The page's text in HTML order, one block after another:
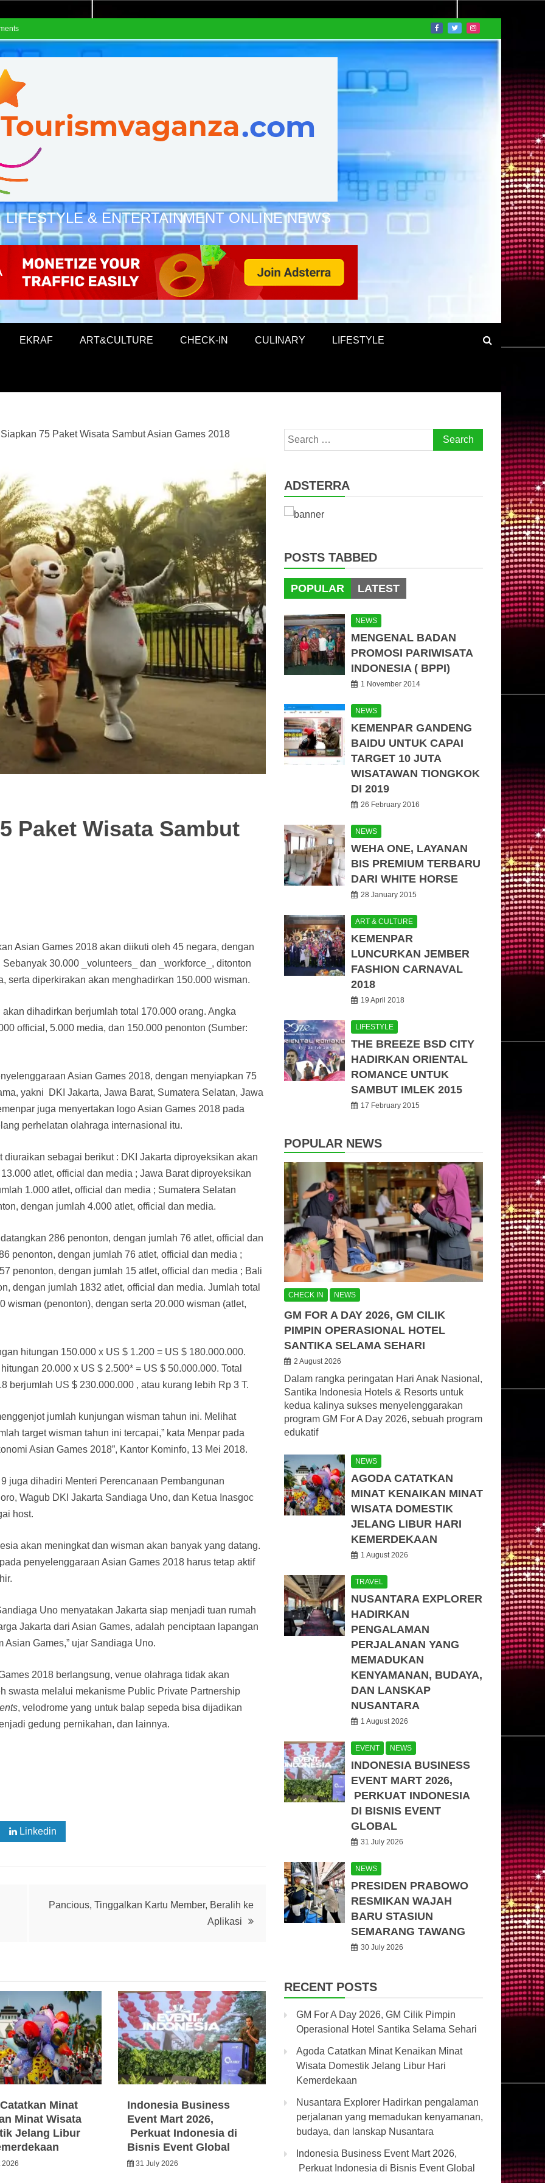
LIFESTYLE & ENTERTAINMENT ONLINE NEWS
EKRAF ART&CULTURE CHECK-IN CULINARY LIFESTYLE
75 Paket Wisata Sambut Asian Games 2018
Paket Wisata Sambut
Asian Games 2018 akan diikuti oleh 45 negara, dengan
30.000 _volunteers_ dan _workforce_, ditonton
serta diperkirakan akan menghadirkan 150.000 wisman.
dihadirkan berjumlah total 170.000 orang. Angka
official, 5.000 media, dan 150.000 penonton (Sumber:
Asian Games 2018, dengan menyiapkan 75
yakni DKI Jakarta, Jawa Barat, Sumatera Selatan, Jawa
juga menyertakan logo Asian Games 2018 pada
perhelatan olahraga internasional itu.
sebagai berikut : DKI Jakarta diproyeksikan akan
atlet, official dan media ; Jawa Barat diproyeksikan
1.000 atlet, official dan media ; Sumatera Selatan
dengan jumlah 4.000 atlet, official dan media.
286 penonton, dengan jumlah 76 atlet, official dan
penonton, dengan jumlah 76 atlet, official dan media ;
penonton, dengan jumlah 15 atlet, official dan media ; Bali
dengan jumlah 1832 atlet, official dan media. Jumlah total
wisman (penonton), dengan serta 20.000 wisman (atlet,
hitungan 150.000 x US $ 1.200 = US $ 180.000.000.
20.000 x US $ 2.500* = US $ 50.000.000. Total
berjumlah US $ 230.000.000 , atau kurang lebih Rp 3 T.
jumlah kunjungan wisman tahun ini. Melihat
target wisman tahun ini tercapai,” kata Menpar pada
Asian Games 2018”, Kantor Kominfo, 13 Mei 2018.
juga dihadiri Menteri Perencanaan Pembangunan
Wagub DKI Jakarta Sandiaga Uno, dan Ketua Inasgoc
host.
akan meningkat dan wisman akan banyak yang datang.
penyelenggaraan Asian Games 2018 harus tetap aktif
Uno menyatakan Jakarta siap menjadi tuan rumah
Jakarta dari Asian Games, adalah penciptaan lapangan
Games,” ujar Sandiaga Uno.
2018 berlangsung, venue olahraga tidak akan
swasta melalui mekanisme Public Private Partnership
, velodrome yang untuk balap sepeda bisa dijadikan
gedung pernikahan, dan lainnya.
Linkedin
Pancious, Tinggalkan Kartu Member, Beralih ke
Aplikasi
Minat
Minat Wisata
Jelang Libur
2026
Indonesia Business
Event Mart 2026,
Perkuat Indonesia di
Bisnis Event Global
31 July 2026
Search
for:
ADSTERRA
POSTS TABBED
POPULAR LATEST
NEWS
MENGENAL BADAN
PROMOSI PARIWISATA
INDONESIA ( BPPI)
1 November 2014
NEWS
KEMENPAR GANDENG
BAIDU UNTUK CAPAI
TARGET 10 JUTA
WISATAWAN TIONGKOK
DI 2019
26 February 2016
NEWS
WEHA ONE, LAYANAN
BIS PREMIUM TERBARU
DARI WHITE HORSE
28 January 2015
ART & CULTURE
KEMENPAR
LUNCURKAN JEMBER
FASHION CARNAVAL
2018
19 April 2018
LIFESTYLE
THE BREEZE BSD CITY
HADIRKAN ORIENTAL
ROMANCE UNTUK
SAMBUT IMLEK 2015
17 February 2015
POPULAR NEWS
CHECK IN NEWS
GM FOR A DAY 2026, GM CILIK
PIMPIN OPERASIONAL HOTEL
SANTIKA SELAMA SEHARI
2 August 2026
Dalam rangka peringatan Hari Anak Nasional,
Santika Indonesia Hotels & Resorts untuk
kedua kalinya sukses menyelenggarakan
program GM For A Day 2026, sebuah program
edukatif
NEWS
AGODA CATATKAN
MINAT KENAIKAN MINAT
WISATA DOMESTIK
JELANG LIBUR HARI
KEMERDEKAAN
1 August 2026
TRAVEL
NUSANTARA EXPLORER
HADIRKAN
PENGALAMAN
PERJALANAN YANG
MEMADUKAN
KENYAMANAN, BUDAYA,
DAN LANSKAP
NUSANTARA
1 August 2026
EVENT NEWS
INDONESIA BUSINESS
EVENT MART 2026,
PERKUAT INDONESIA
DI BISNIS EVENT
GLOBAL
31 July 2026
NEWS
PRESIDEN PRABOWO
RESMIKAN WAJAH
BARU STASIUN
SEMARANG TAWANG
30 July 2026
RECENT POSTS
GM For A Day 2026, GM Cilik Pimpin
Operasional Hotel Santika Selama Sehari
Agoda Catatkan Minat Kenaikan Minat
Wisata Domestik Jelang Libur Hari
Kemerdekaan
Nusantara Explorer Hadirkan pengalaman
perjalanan yang memadukan kenyamanan,
budaya, dan lanskap Nusantara
Indonesia Business Event Mart 2026,
Perkuat Indonesia di Bisnis Event Global